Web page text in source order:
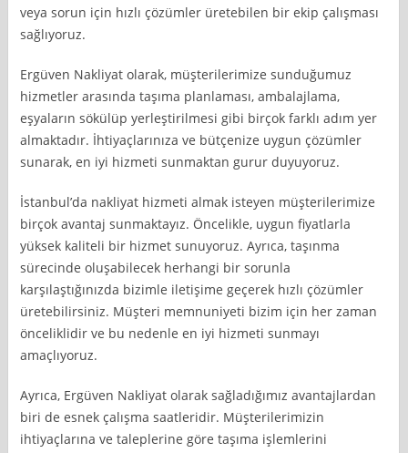
veya sorun için hızlı çözümler üretebilen bir ekip çalışması
sağlıyoruz.
Ergüven Nakliyat olarak, müşterilerimize sunduğumuz
hizmetler arasında taşıma planlaması, ambalajlama,
eşyaların sökülüp yerleştirilmesi gibi birçok farklı adım yer
almaktadır. İhtiyaçlarınıza ve bütçenize uygun çözümler
sunarak, en iyi hizmeti sunmaktan gurur duyuyoruz.
İstanbul’da nakliyat hizmeti almak isteyen müşterilerimize
birçok avantaj sunmaktayız. Öncelikle, uygun fiyatlarla
yüksek kaliteli bir hizmet sunuyoruz. Ayrıca, taşınma
sürecinde oluşabilecek herhangi bir sorunla
karşılaştığınızda bizimle iletişime geçerek hızlı çözümler
üretebilirsiniz. Müşteri memnuniyeti bizim için her zaman
önceliklidir ve bu nedenle en iyi hizmeti sunmayı
amaçlıyoruz.
Ayrıca, Ergüven Nakliyat olarak sağladığımız avantajlardan
biri de esnek çalışma saatleridir. Müşterilerimizin
ihtiyaçlarına ve taleplerine göre taşıma işlemlerini